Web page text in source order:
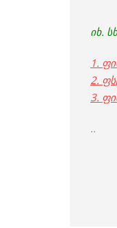
იხ.
1.
2.
3.
..